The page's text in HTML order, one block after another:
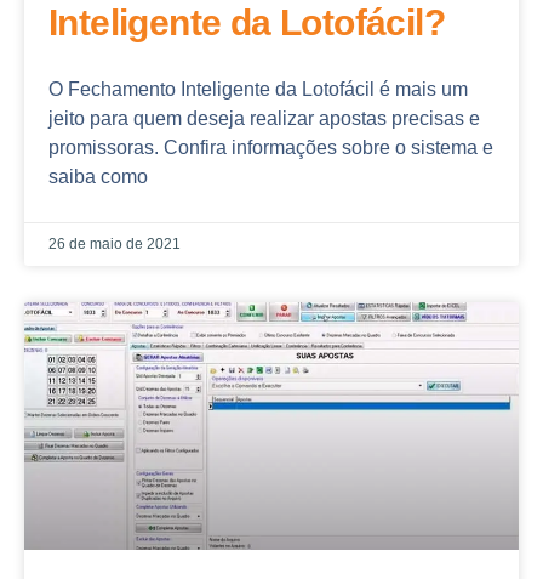
Inteligente da Lotofácil?
O Fechamento Inteligente da Lotofácil é mais um
jeito para quem deseja realizar apostas precisas e
promissoras. Confira informações sobre o sistema e
saiba como
26 de maio de 2021